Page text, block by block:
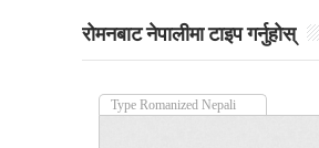
रोमनबाट नेपालीमा टाइप गर्नुहोस्